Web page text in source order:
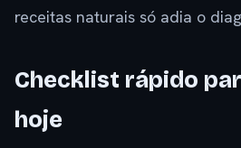
receitas naturais só adia o
Checklist rápido
hoje